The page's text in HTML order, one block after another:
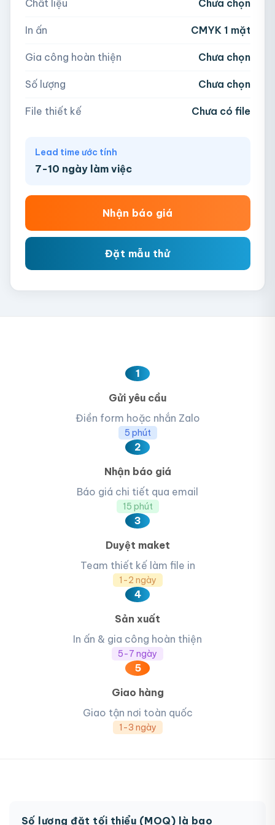
Hoặc nhập số lượng:
− + hộp
AI, PDF, EPS, PSD, PNG, JPG (tối đa 50MB)
Chất liệu Chưa chọn
In ấn CMYK 1 mặt
Gia công hoàn thiện Chưa chọn
Số lượng Chưa chọn
File thiết kế Chưa có file
Lead time ước tính
7-10 ngày làm việc
Nhận báo giá
Đặt mẫu thử
1
Gửi yêu cầu
Điền form hoặc nhắn Zalo
5 phút
2
Nhận báo giá
Báo giá chi tiết qua email
15 phút
3
Duyệt maket
Team thiết kế làm file in
1-2 ngày
4
Sản xuất
In ấn & gia công hoàn thiện
5-7 ngày
5
Giao hàng
Giao tận nơi toàn quốc
1-3 ngày
Số lượng đặt tối thiểu (MOQ) là bao